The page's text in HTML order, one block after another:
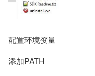
配置环境变量
添加PATH